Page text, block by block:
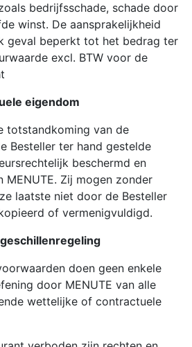
bedrijfsschade, schade door
winst. De aansprakelijkheid
geval beperkt tot het bedrag ter
excl. BTW voor de
eigendom
totstandkoming van de
Besteller ter hand gestelde
beschermd en
MENUTE. Zij mogen zonder
laatste niet door de Besteller
of vermenigvuldigd.
doen geen enkele
door MENUTE van alle
wettelijke of contractuele